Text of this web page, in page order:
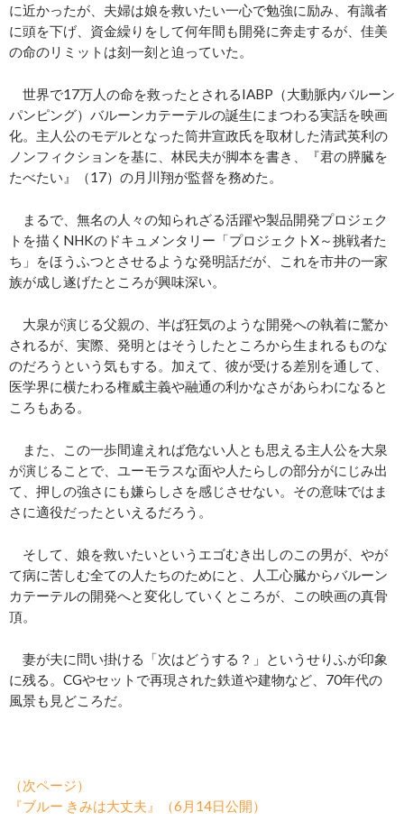
に近かったが、夫婦は娘を救いたい一心で勉強に励み、有識者
に頭を下げ、資金繰りをして何年間も開発に奔走するが、佳美
の命のリミットは刻一刻と迫っていた。
世界で17万人の命を救ったとされるIABP（大動脈内バルーン
パンピング）バルーンカテーテルの誕生にまつわる実話を映画
化。主人公のモデルとなった筒井宣政氏を取材した清武英利の
ノンフィクションを基に、林民夫が脚本を書き、『君の膵臓を
たべたい』（17）の月川翔が監督を務めた。
まるで、無名の人々の知られざる活躍や製品開発プロジェク
トを描くNHKのドキュメンタリー「プロジェクトX～挑戦者た
ち」をほうふつとさせるような発明話だが、これを市井の一家
族が成し遂げたところが興味深い。
大泉が演じる父親の、半ば狂気のような開発への執着に驚か
されるが、実際、発明とはそうしたところから生まれるものな
のだろうという気もする。加えて、彼が受ける差別を通して、
医学界に横たわる権威主義や融通の利かなさがあらわになると
ころもある。
また、この一歩間違えれば危ない人とも思える主人公を大泉
が演じることで、ユーモラスな面や人たらしの部分がにじみ出
て、押しの強さにも嫌らしさを感じさせない。その意味ではま
さに適役だったといえるだろう。
そして、娘を救いたいというエゴむき出しのこの男が、やが
て病に苦しむ全ての人たちのためにと、人工心臓からバルーン
カテーテルの開発へと変化していくところが、この映画の真骨
頂。
妻が夫に問い掛ける「次はどうする？」というせりふが印象
に残る。CGやセットで再現された鉄道や建物など、70年代の
風景も見どころだ。
（次ページ）
『ブルー きみは大丈夫』（6月14日公開）